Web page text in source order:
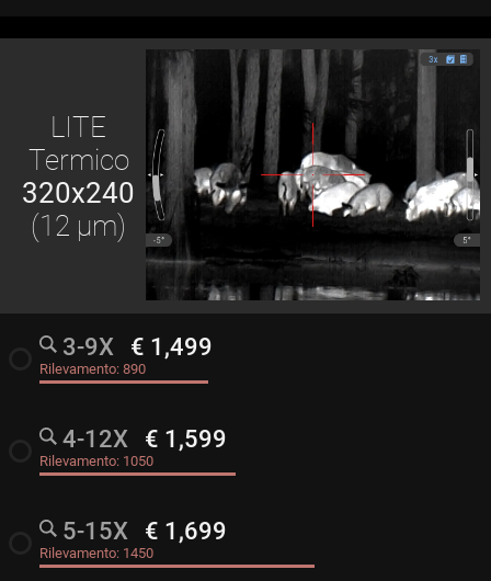
LITE
Termico
320x240
(12 μm)
3-9X € 1,499
Rilevamento: 890
4-12X € 1,599
Rilevamento: 1050
5-15X € 1,699
Rilevamento: 1450